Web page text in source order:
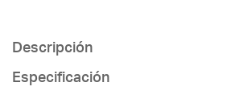
Descripción
Especificación